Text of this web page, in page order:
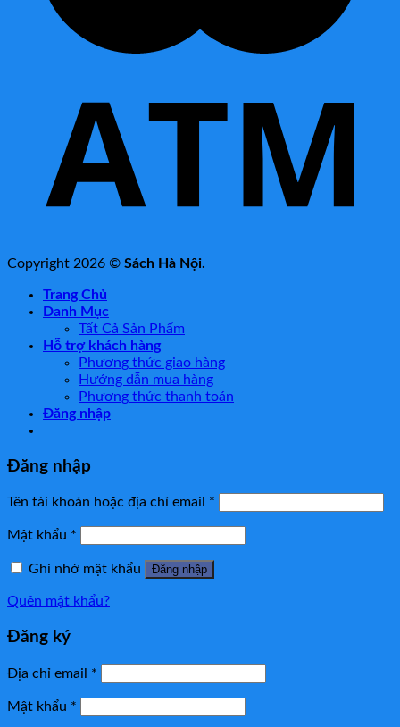
Copyright 2026 © Sách Hà Nội.
Trang Chủ
Danh Mục
Tất Cả Sản Phẩm
Hỗ trợ khách hàng
Phương thức giao hàng
Hướng dẫn mua hàng
Phương thức thanh toán
Đăng nhập
Đăng nhập
Tên tài khoản hoặc địa chỉ email *
Mật khẩu *
Ghi nhớ mật khẩu Đăng nhập
Quên mật khẩu?
Đăng ký
Địa chỉ email *
Mật khẩu *